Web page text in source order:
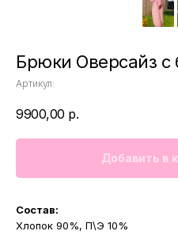
Брюки Оверсайз с
Артикул:
9900,00 р.
Добавить в
Состав:
Хлопок 90%, П\Э 10%